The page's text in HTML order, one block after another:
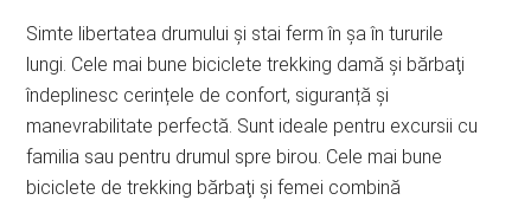
Simte libertatea drumului și stai ferm în șa în tururile
lungi. Cele mai bune biciclete trekking damă și bărbaţi
îndeplinesc cerințele de confort, siguranță și
manevrabilitate perfectă. Sunt ideale pentru excursii cu
familia sau pentru drumul spre birou. Cele mai bune
biciclete de trekking bărbaţi şi femei combină